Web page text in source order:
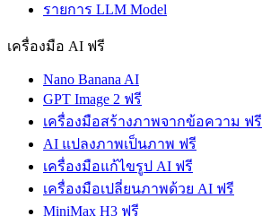
รายการ LLM Model
เครื่องมือ AI ฟรี
Nano Banana AI
GPT Image 2 ฟรี
เครื่องมือสร้างภาพจากข้อความ ฟรี
AI แปลงภาพเป็นภาพ ฟรี
เครื่องมือแก้ไขรูป AI ฟรี
เครื่องมือเปลี่ยนภาพด้วย AI ฟรี
MiniMax H3 ฟรี